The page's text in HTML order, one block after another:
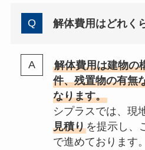
解体費用はどれく
解体費用は建物の
件、残置物の有無
なります。
シプラスでは、現
見積りを提示し、
で進めております。